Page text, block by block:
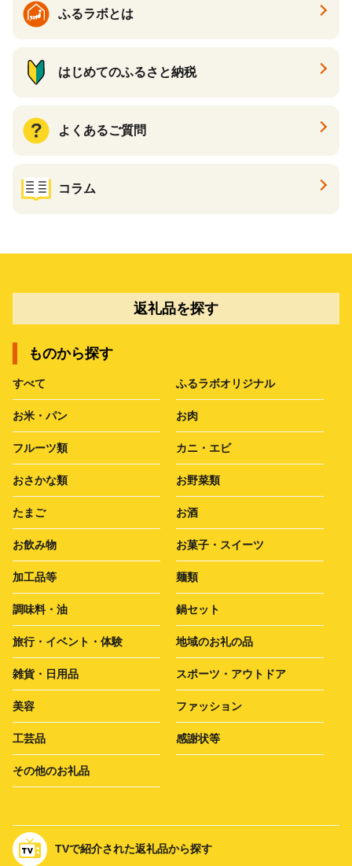
ふるラボとは
はじめてのふるさと納税
よくあるご質問
コラム
返礼品を探す
ものから探す
すべて ふるラボオリジナル
お米・パン お肉
フルーツ類 カニ・エビ
おさかな類 お野菜類
たまご お酒
お飲み物 お菓子・スイーツ
加工品等 麺類
調味料・油 鍋セット
旅行・イベント・体験 地域のお礼の品
雑貨・日用品 スポーツ・アウトドア
美容 ファッション
工芸品 感謝状等
その他のお礼品
TVで紹介された返礼品から探す